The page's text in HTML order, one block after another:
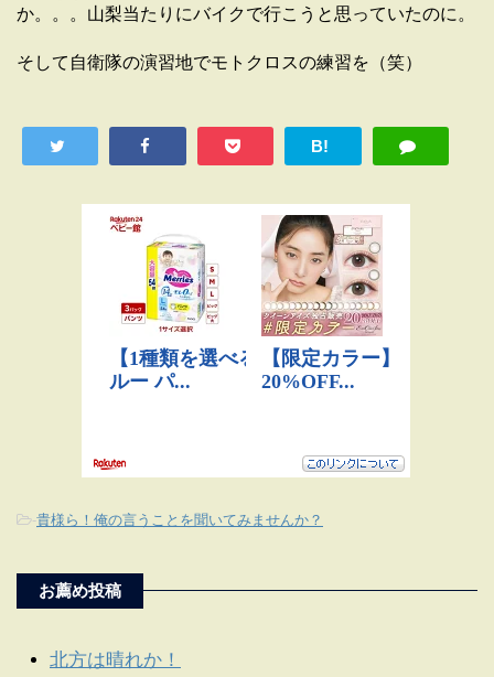
か。。。山梨当たりにバイクで行こうと思っていたのに。
そして自衛隊の演習地でモトクロスの練習を（笑）
B!
-貴様ら！俺の言うことを聞いてみませんか？
お薦め投稿
北方は晴れか！